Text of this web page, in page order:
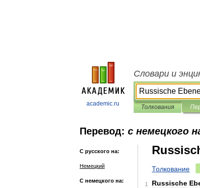
academic.ru
Словари и
Толкования
Перевод: с немецкого
С русского на:
Немецкий
С немецкого на:
Толкование
1 Russische